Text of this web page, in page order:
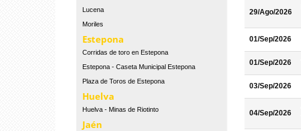
Lucena
Moriles
Estepona
Corridas de toro en Estepona
Estepona - Caseta Municipal Estepona
Plaza de Toros de Estepona
Huelva
Huelva - Minas de Riotinto
Jaén
29/Ago/2026
01/Sep/2026
01/Sep/2026
03/Sep/2026
04/Sep/2026